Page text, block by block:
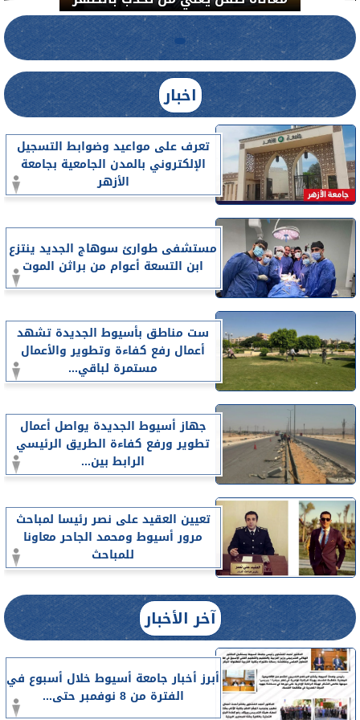
اخبار
تعرف على مواعيد وضوابط التسجيل
الإلكتروني بالمدن الجامعية بجامعة
الأزهر
مستشفى طوارئ سوهاج الجديد ينتزع
ابن التسعة أعوام من براثن الموت
ست مناطق بأسيوط الجديدة تشهد
أعمال رفع كفاءة وتطوير والأعمال
مستمرة لباقي...
جهاز أسيوط الجديدة يواصل أعمال
تطوير ورفع كفاءة الطريق الرئيسي
الرابط بين...
تعيين العقيد على نصر رئيسا لمباحث
مرور أسيوط ومحمد الجاحر معاونا
للمباحث
آخر الأخبار
أبرز أخبار جامعة أسيوط خلال أسبوع في
الفترة من 8 نوفمبر حتى...